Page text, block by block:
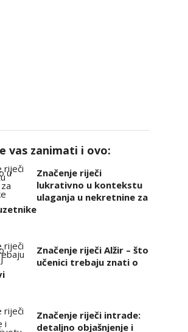
vas zanimati i ovo:
Značenje riječi
lukrativno u kontekstu
ulaganja u nekretnine za
Značenje riječi Alžir – što
učenici trebaju znati o
Značenje riječi intrade:
detaljno objašnjenje i